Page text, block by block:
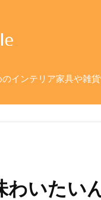
インテリア家具や雑貨
わいたい